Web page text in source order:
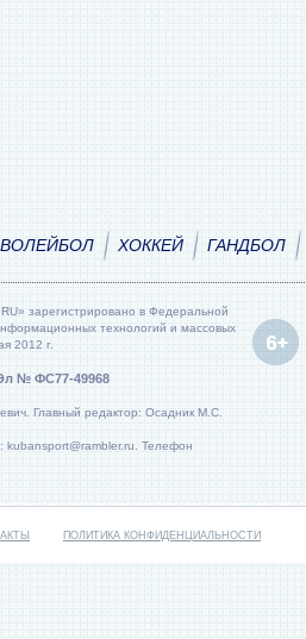
ВОЛЕЙБОЛ ХОККЕЙ ГАНДБОЛ
зарегистрировано в Федеральной
технологий и массовых
2012 г.
№ ФС77-49968
Главный редактор: Осадник М.С.
kubansport@rambler.ru. Телефон
ПОЛИТИКА КОНФИДЕНЦИАЛЬНОСТИ